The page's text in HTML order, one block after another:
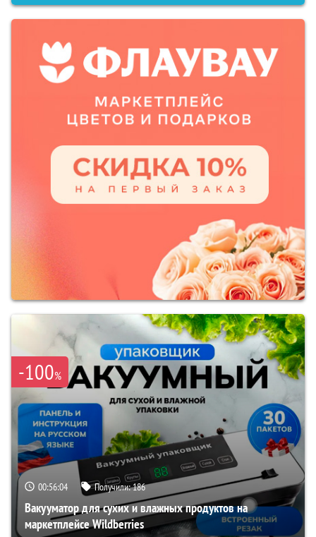
-100%
00:56:03 Получили:186
Вакууматор для сухих и влажных продуктов на
маркетплейсе Wildberries